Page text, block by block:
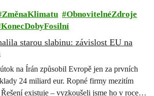
ZměnaKlimatu
ObnovitelnéZdroje
KonecDobyFosilní
starou slabinu: závislost EU na
na Írán způsobil Evropě jen za prvních
24 miliard eur. Ropné firmy mezitím
existuje – vyzkoušeli jsme ho v roce